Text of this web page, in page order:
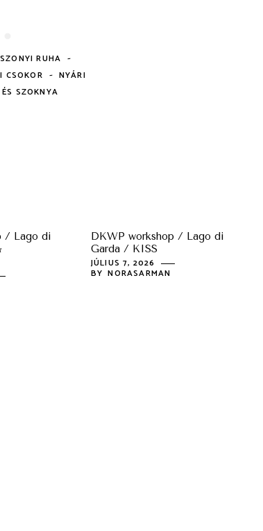
RUHA -
CSOKOR - NYÁRI
SZOKNYA
/ Lago di
DKWP workshop / Lago di
Garda / KISS
JÚLIUS 7, 2026
BY NORASARMAN